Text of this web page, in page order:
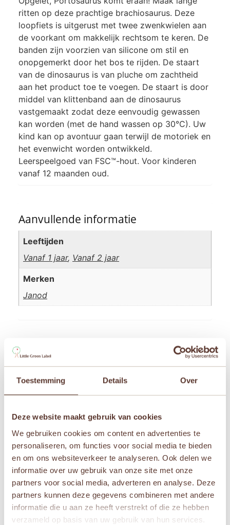
Toestemming Details Over
Deze website maakt gebruik van cookies
We gebruiken cookies om content en advertenties te
personaliseren, om functies voor social media te bieden
en om ons websiteverkeer te analyseren. Ook delen we
informatie over uw gebruik van onze site met onze
partners voor social media, adverteren en analyse. Deze
partners kunnen deze gegevens combineren met andere
informatie die u aan ze heeft verstrekt of die ze hebben
verzameld op basis van uw gebruik van hun services.
ritten op deze prachtige brachiosaurus. Deze
loopfiets is uitgerust met twee zwenkwielen aan
de voorkant om makkelijk rechtsom te keren. De
banden zijn voorzien van silicone om stil en
onopgemerkt door het bos te rijden. De staart
van de dinosaurus is van pluche om zachtheid
aan het product toe te voegen. De staart is door
middel van klittenband aan de dinosaurus
vastgemaakt zodat deze eenvoudig gewassen
kan worden (met de hand wassen op 30°C). Uw
kind kan op avontuur gaan terwijl de motoriek en
het evenwicht worden ontwikkeld.
Leerspeelgoed van FSC™-hout. Voor kinderen
vanaf 12 maanden oud.
Aanvullende informatie
Leeftijden
Vanaf 1 jaar, Vanaf 2 jaar
Merken
Janod
Beoordelingen
Wees de eerste om “Janod Dino – Loopfiets
Je e-mailadres wordt niet gepubliceerd.
Je waardering*
Je beoordeling *